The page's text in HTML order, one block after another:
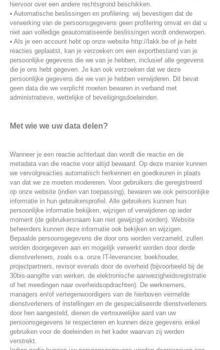
hiervoor over een andere rechtsgrond beschikken.
• Automatische beslissingen en profilering: wij bevestigen dat de
verwerking van de persoonsgegevens geen profilering omvat en dat u
niet aan volledige geautomatiseerde beslissingen wordt onderworpen.
• Als je een account hebt op onze website http://lakk.be of je hebt
reacties geplaatst, kan je verzoeken om een exportbestand van je
persoonlijke gegevens die we van je hebben, inclusief alle gegevens
die je ons hebt gegeven. Je kan ook verzoeken dat we deze
persoonlijke gegevens die we van je hebben verwijderen. Dit bevat
geen data die we verplicht moeten bewaren in verband met
administratieve, wettelijke of beveiligingsdoeleinden.
Met wie we uw data delen?
Wanneer je een reactie achterlaat dan wordt die reactie en de
metadata van die reactie voor altijd bewaard. Op deze manier kunnen
we vervolgreacties automatisch herkennen en goedkeuren in plaats
van dat we ze moeten modereren. Voor gebruikers die geregistreerd
op onze website (indien van toepassing), bewaren we ook persoonlijke
informatie in hun gebruikersprofiel. Alle gebruikers kunnen hun
persoonlijke informatie bekijken, wijzigen of verwijderen op ieder
moment (de gebruikersnaam kan niet gewijzigd worden). Website
beheerders kunnen deze informatie ook bekijken en wijzigen.
Bepaalde persoonsgegevens die door ons worden verzameld, zullen
worden doorgegeven aan en mogelijk verwerkt worden door derde
dienstverleners, zoals o.a. onze IT-leverancier, boekhouder,
projectpartners, revisor evenals door de overheid (bijvoorbeeld bij de
30bis-aangifte van werken, de elektronische aanwezigheidsregistratie
of het meedingen naar overheidsopdrachten). De werknemers,
managers en/of vertegenwoordigers van de hierboven vermelde
dienstverleners of instellingen en de gespecialiseerde dienstverleners
door hen aangesteld, dienen de vertrouwelijke aard van uw
persoonsgegevens te respecteren en kunnen deze gegevens enkel
gebruiken voor de doeleinden in het kader waarvan zij werden
verstrekt.